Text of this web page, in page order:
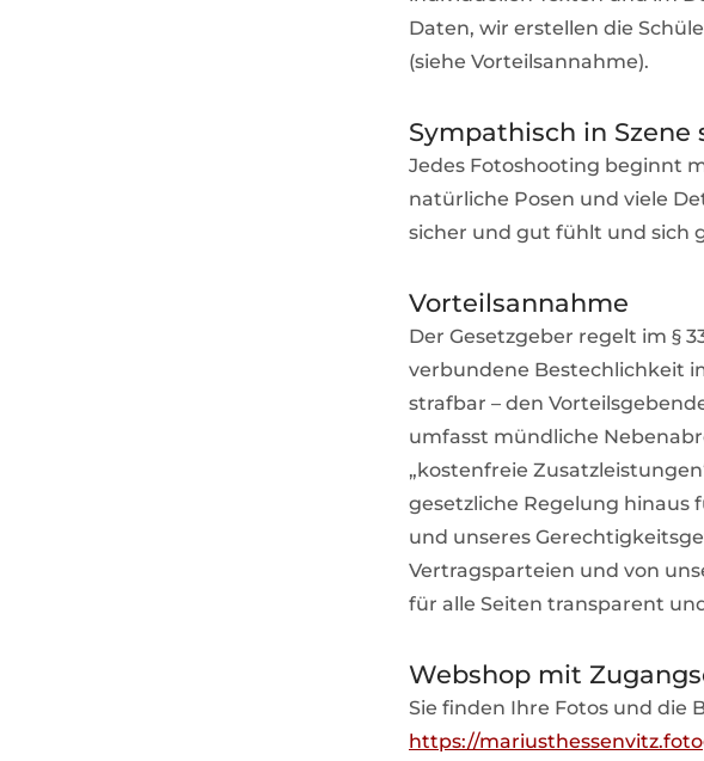
Daten, wir erstellen die
(siehe Vorteilsannahme).
Sympathisch in Szene
Jedes Fotoshooting beginnt
natürliche Posen und viele
sicher und gut fühlt und sich
Vorteilsannahme
Der Gesetzgeber regelt im §
verbundene Bestechlichkeit
strafbar – den
umfasst mündliche
„kostenfreie
gesetzliche Regelung hinaus
und unseres
Vertragsparteien und von
für alle Seiten transparent
Webshop mit
Sie finden Ihre Fotos und die
https://